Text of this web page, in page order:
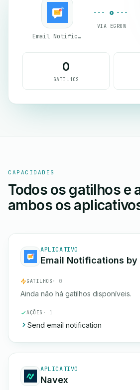
Email Notifications by eGrow
VIA EGROW
0
GATILHOS
CAPACIDADES
Todos os gatilhos e
ambos os
APLICATIVO
Email Notifications by
GATILHOS · 0
Ainda não há gatilhos disponíveis.
AÇÕES · 1
Send email notification
APLICATIVO
Navex